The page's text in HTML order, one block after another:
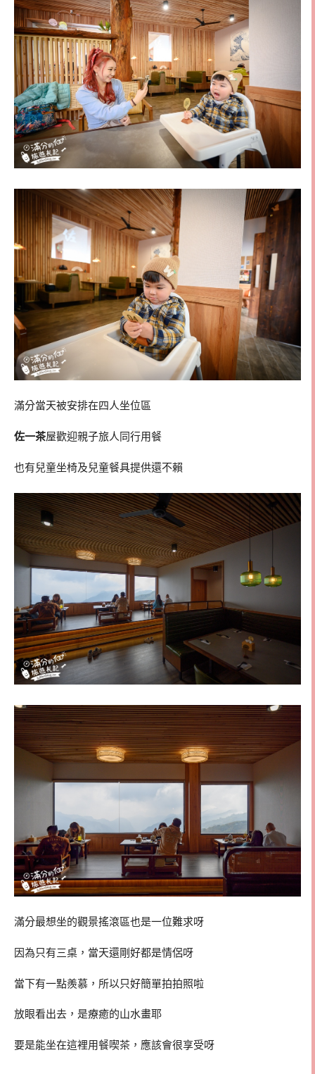
滿分當天被安排在四人坐位區
佐一茶屋歡迎親子旅人同行用餐
也有兒童坐椅及兒童餐具提供還不賴
滿分最想坐的觀景搖滾區也是一位難求呀
因為只有三桌，當天還剛好都是情侶呀
當下有一點羨慕，所以只好簡單拍拍照啦
放眼看出去，是療癒的山水畫耶
要是能坐在這裡用餐喫茶，應該會很享受呀